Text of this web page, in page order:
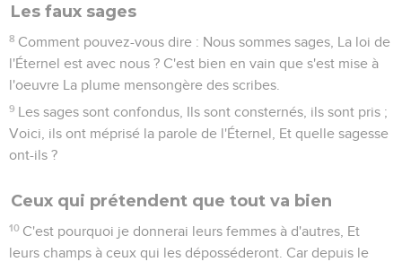
Les faux sages
8 Comment pouvez-vous dire : Nous sommes sages, La loi de
l'Éternel est avec nous ? C'est bien en vain que s'est mise à
l'oeuvre La plume mensongère des scribes.
9 Les sages sont confondus, Ils sont consternés, ils sont pris ;
Voici, ils ont méprisé la parole de l'Éternel, Et quelle sagesse
ont-ils ?
Ceux qui prétendent que tout va bien
10 C'est pourquoi je donnerai leurs femmes à d'autres, Et
leurs champs à ceux qui les déposséderont. Car depuis le